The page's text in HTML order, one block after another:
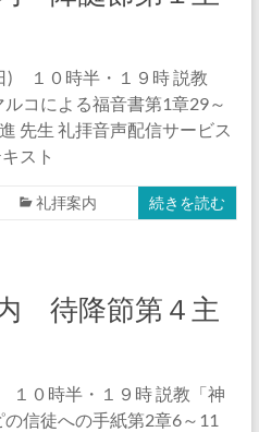
) １０時半・１９時 説教
ルコによる福音書第1章29～
生 礼拝音声配信サービス
スト
礼拝案内 続きを読む
待降節第４主
０時半・１９時 説教「神
信徒への手紙第2章6～11